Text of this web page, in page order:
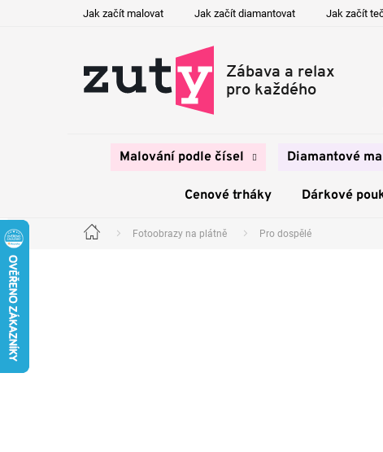
Jak začít malovat Jak začít diamantovat Jak začít
Malování podle čísel Diamantové
Cenové trháky Dárkové
Domů Fotoobrazy na plátně Pro dospělé